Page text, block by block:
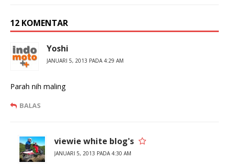
12 KOMENTAR
Yoshi
JANUARI 5, 2013 PADA 4:29 AM
Parah nih maling
BALAS
viewie white blog's
JANUARI 5, 2013 PADA 4:30 AM